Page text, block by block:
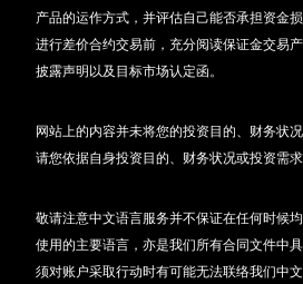
产品的运作方式，并评估自己能否承担资金
进行差价合约交易前，充分阅读保证金交易
披露声明以及目标市场认定函。
网站上的内容并未将您的投资目的、财务状
请您依据自身投资目的、财务状况或投资需求
敬请注意中文语言服务并不保证在任何时候
使用的主要语言，亦是我们所有合同文件中
须对账户采取行动时有可能无法联络我们中文